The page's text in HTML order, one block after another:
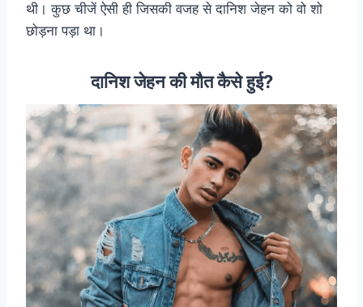
थी। कुछ चीजें ऐसी ही जिसकी वजह से दानिश जेहन को वो शो
छोड़ना पड़ा था।
दानिश जेहन की मौत कैसे हुई?